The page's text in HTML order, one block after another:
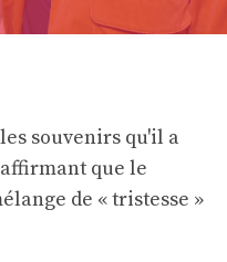
souvenirs qu'il a
que le
de « tristesse »